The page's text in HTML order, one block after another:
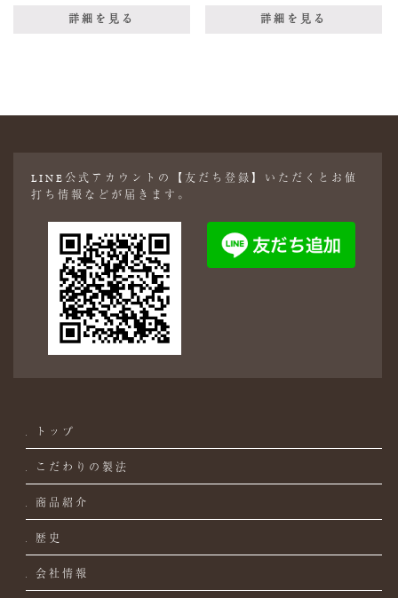
詳細を見る 詳細を見る
LINE公式アカウントの【友だち登録】いただくとお値
打ち情報などが届きます。
トップ
こだわりの製法
商品紹介
歴史
会社情報